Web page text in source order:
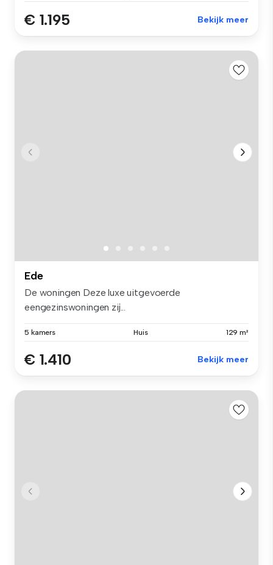
€ 1.195 Bekijk meer
Ede
De woningen Deze luxe uitgevoerde
eengezinswoningen zij...
5 kamers Huis 129 m²
€ 1.410 Bekijk meer